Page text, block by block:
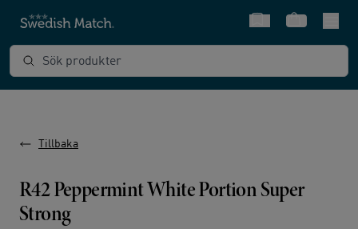
SnabbvalVarukorg
Sök produkter
Tillbaka
R42 Peppermint White Portion Super
Strong